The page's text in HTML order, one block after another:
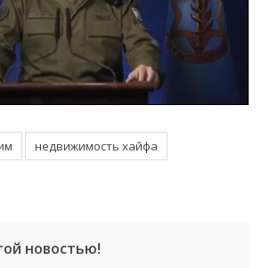
недвижимость хайфа
новостью!